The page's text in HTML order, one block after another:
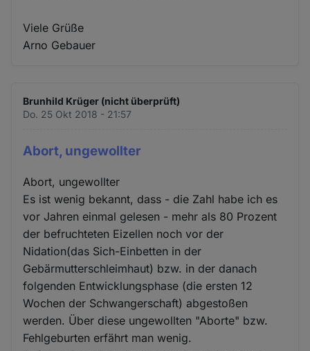
Viele Grüße
Arno Gebauer
Brunhild Krüger (nicht überprüft)
Do. 25 Okt 2018 - 21:57
Abort, ungewollter
Abort, ungewollter
Es ist wenig bekannt, dass - die Zahl habe ich es
vor Jahren einmal gelesen - mehr als 80 Prozent
der befruchteten Eizellen noch vor der
Nidation(das Sich-Einbetten in der
Gebärmutterschleimhaut) bzw. in der danach
folgenden Entwicklungsphase (die ersten 12
Wochen der Schwangerschaft) abgestoßen
werden. Über diese ungewollten "Aborte" bzw.
Fehlgeburten erfährt man wenig.